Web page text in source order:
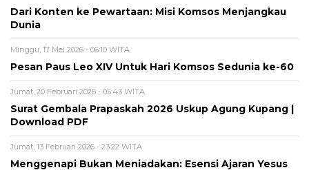
Dari Konten ke Pewartaan: Misi Komsos Menjangkau
Dunia
Minggu, 17 Mei 2026 - 06:10 WITA
Pesan Paus Leo XIV Untuk Hari Komsos Sedunia ke-60
Jumat, 20 Februari 2026 - 05:43 WITA
Surat Gembala Prapaskah 2026 Uskup Agung Kupang |
Download PDF
Jumat, 13 Februari 2026 - 23:22 WITA
Menggenapi Bukan Meniadakan: Esensi Ajaran Yesus